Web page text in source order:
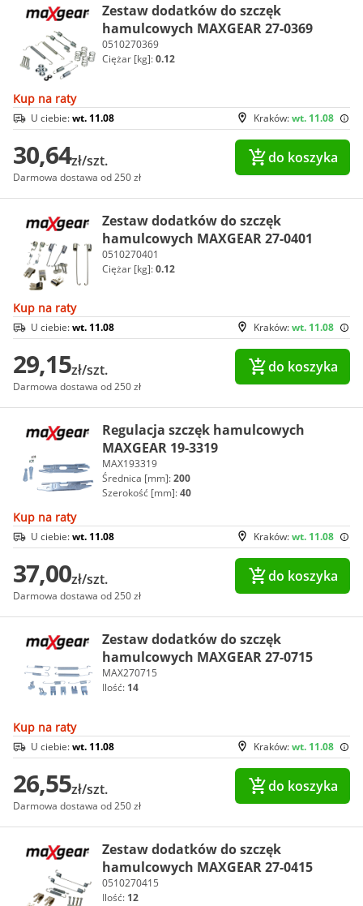
Zestaw dodatków do szczęk
hamulcowych MAXGEAR 27-0369
0510270369
Ciężar [kg]:0.12
Kup na raty
Kraków:wt. 11.08
U ciebie:wt. 11.08
30,64zł/szt.
Darmowa dostawa od 250 zł
do koszyka
Zestaw dodatków do szczęk
hamulcowych MAXGEAR 27-0401
0510270401
Ciężar [kg]:0.12
Kup na raty
Kraków:wt. 11.08
U ciebie:wt. 11.08
29,15zł/szt.
Darmowa dostawa od 250 zł
do koszyka
Regulacja szczęk hamulcowych
MAXGEAR 19-3319
MAX193319
Średnica [mm]:200
Szerokość [mm]:40
Kup na raty
Kraków:wt. 11.08
U ciebie:wt. 11.08
37,00zł/szt.
Darmowa dostawa od 250 zł
do koszyka
Zestaw dodatków do szczęk
hamulcowych MAXGEAR 27-0715
MAX270715
Ilość: 14
Kup na raty
Kraków:wt. 11.08
U ciebie:wt. 11.08
26,55zł/szt.
Darmowa dostawa od 250 zł
do koszyka
Zestaw dodatków do szczęk
hamulcowych MAXGEAR 27-0415
0510270415
Ilość: 12